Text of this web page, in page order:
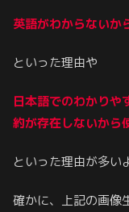
英語がわからないか
といった理由や
日本語でのわかりや
約が存在しないから
といった理由が多い
確かに、上記の画像